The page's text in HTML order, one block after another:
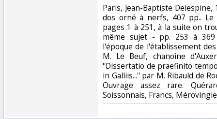
‎Paris, Jean-Baptiste
dos orné à nerfs, 407 pp..
pages 1 à 251, à la suite on
même sujet - pp. 253 à
l'époque de l'établissement
M. Le Beuf, chanoine
''Dissertatio de praefinito
in Galliis...'' par M. Ribauld de
Ouvrage assez rare.
Soissonnais, Francs,